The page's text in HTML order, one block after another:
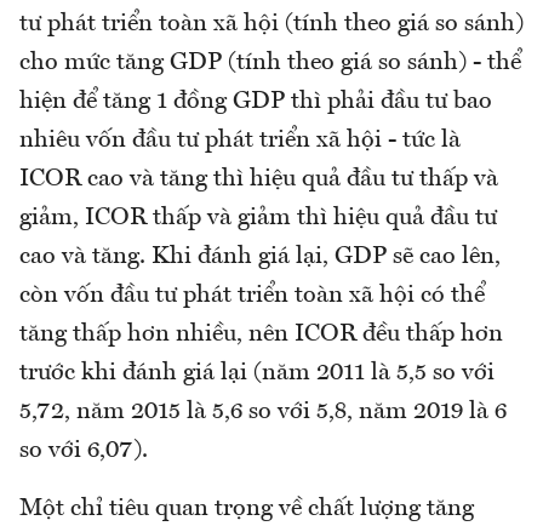
tư phát triển toàn xã hội (tính theo giá so sánh)
cho mức tăng GDP (tính theo giá so sánh) - thể
hiện để tăng 1 đồng GDP thì phải đầu tư bao
nhiêu vốn đầu tư phát triển xã hội - tức là
ICOR cao và tăng thì hiệu quả đầu tư thấp và
giảm, ICOR thấp và giảm thì hiệu quả đầu tư
cao và tăng. Khi đánh giá lại, GDP sẽ cao lên,
còn vốn đầu tư phát triển toàn xã hội có thể
tăng thấp hơn nhiều, nên ICOR đều thấp hơn
trước khi đánh giá lại (năm 2011 là 5,5 so với
5,72, năm 2015 là 5,6 so với 5,8, năm 2019 là 6
so với 6,07).
Một chỉ tiêu quan trọng về chất lượng tăng